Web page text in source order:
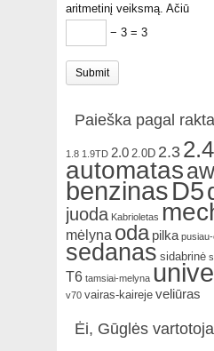
aritmetinį veiksmą. Ačiū
− 3 = 3
Paieška pagal
1.8 1.9TD 2.0 2.0D 2.3 2.4
automatas
benzinasD5
juoda Kabrioletas
mėlyna oda pilka
sedanas sidabrinė
T6 tamsiai-melyna
v70 vairas-kaireje veliūras
Ėi, Gūglės